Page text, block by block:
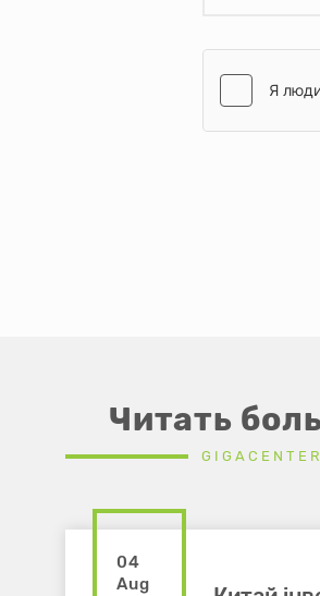
Читать
GIGACENTER
04
Aug